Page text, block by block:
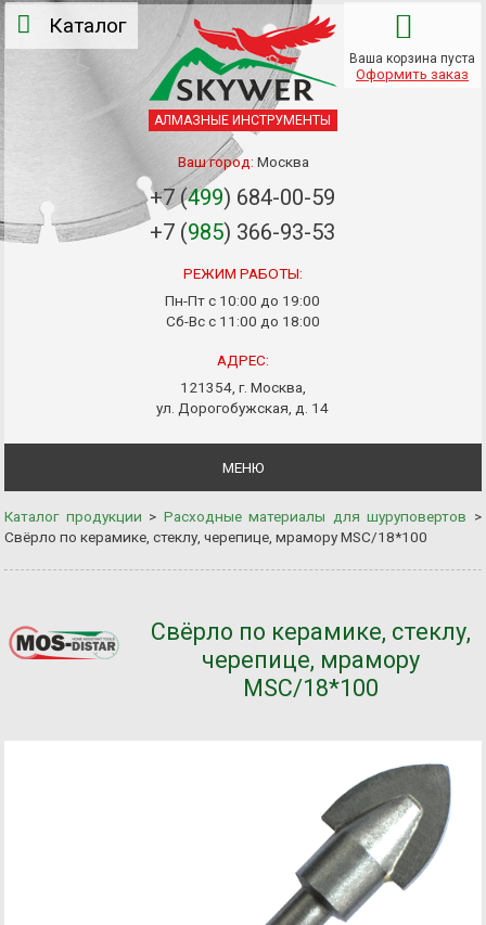
АЛМАЗНЫЕ ИНСТРУМЕНТЫ
Ваш город: Москва
+7 (499) 684-00-59
+7 (985) 366-93-53
РЕЖИМ РАБОТЫ:
Пн-Пт с 10:00 до 19:00
Сб-Вс с 11:00 до 18:00
АДРЕС:
121354, г. Москва,
ул. Дорогобужская, д. 14
Ваша корзина пуста
Оформить заказ
МЕНЮ
Каталог продукции > Расходные материалы для шуруповертов >
Свёрло по керамике, стеклу, черепице, мрамору MSС/18*100
Свёрло по керамике, стеклу,
черепице, мрамору
MSС/18*100
Каталог